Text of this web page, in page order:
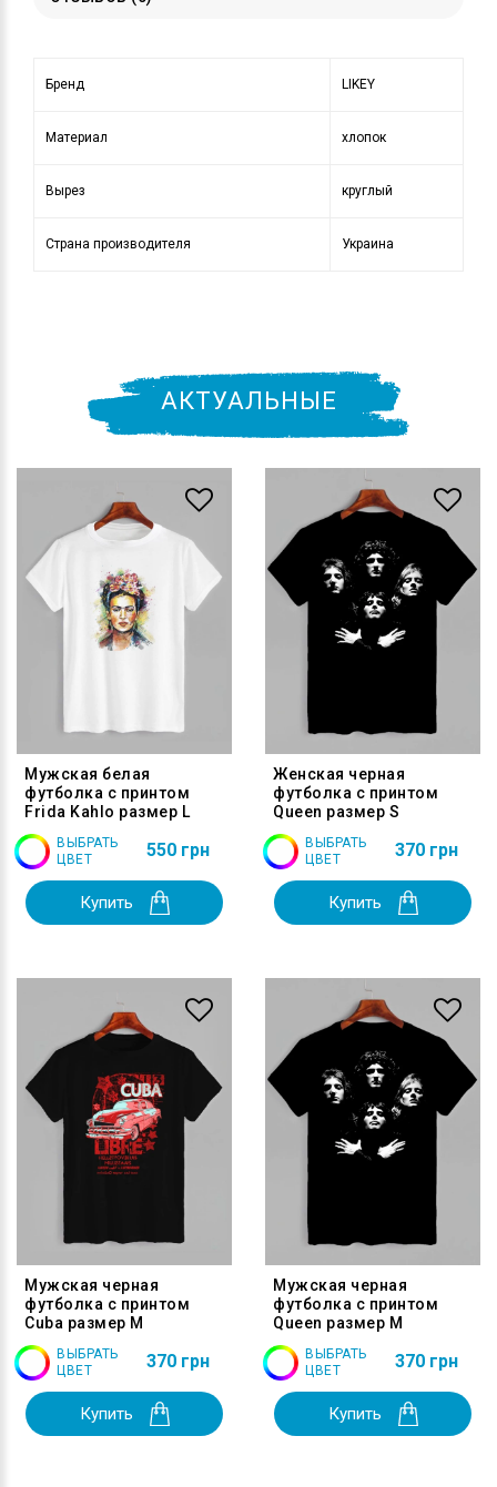
Бренд LIKEY
Материал хлопок
Вырез круглый
Страна производителя Украина
АКТУАЛЬНЫЕ
Мужская белая
футболка с принтом
Frida Kahlo размер L
ВЫБРАТЬ
ЦВЕТ
550 грн
Купить
Женская черная
футболка с принтом
Queen размер S
ВЫБРАТЬ
ЦВЕТ
370 грн
Купить
Мужская черная
футболка с принтом
Cuba размер M
ВЫБРАТЬ
ЦВЕТ
370 грн
Купить
Мужская черная
футболка с принтом
Queen размер M
ВЫБРАТЬ
ЦВЕТ
370 грн
Купить